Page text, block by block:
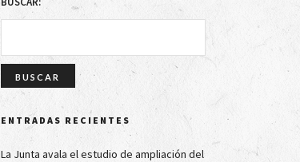
ENTRADAS RECIENTES
La Junta avala el estudio de ampliación del